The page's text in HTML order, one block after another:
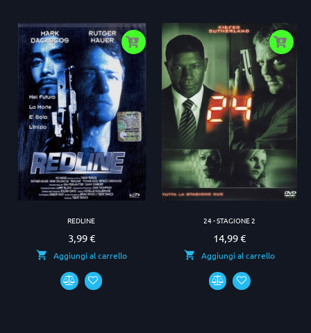
REDLINE
Prezzo
3,99 €
Aggiungi al carrello
24 - STAGIONE 2
Prezzo
14,99 €
Aggiungi al carrello